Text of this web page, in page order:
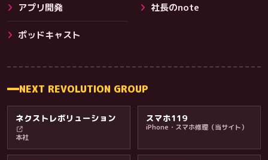
その他サービス
アプリ開発 社長のnote
ポッドキャスト
NEXT REVOLUTION GROUP
ネクストレボリューション
本社
スマホ119
iPhone・スマホ修理（当サイト）